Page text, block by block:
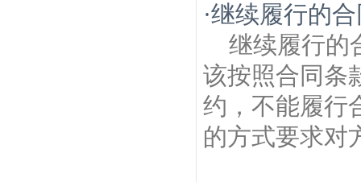
·继续履行的
继续履行的
该按照合同条
约，不能履行
的方式要求对